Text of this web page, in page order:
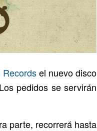
Recordsel nuevo disco
pedidos se servirán
parte, recorrerá hasta